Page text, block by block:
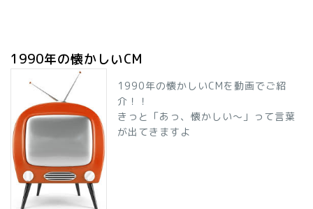
1990年の懐かしいCM
1990年の懐かしいCMを動画でご紹
介！！
きっと「あっ、懐かしい～」って言葉
が出てきますよ